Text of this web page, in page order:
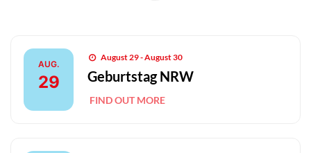
AUG.
29
August 29 - August 30
Geburtstag NRW
FIND OUT MORE